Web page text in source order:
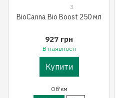
3
BioCanna Bio Boost 250 мл
927 грн
В наявності
Купити
Об'єм